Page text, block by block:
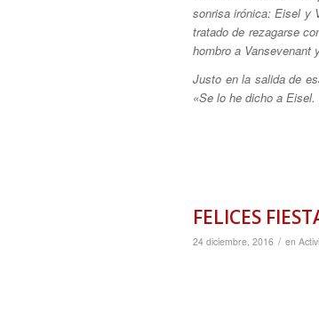
sonrisa irónica: Eisel y
tratado de rezagarse
hombro a Vansevenant
Justo en la salida de
«Se lo he dicho a
FELICES
24 diciembre, 2016 / en